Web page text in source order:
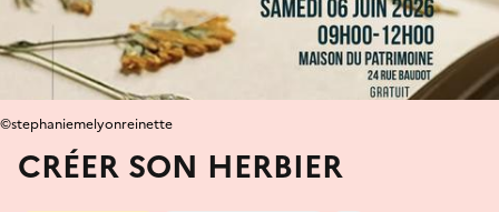
CRÉER SON HERBIER
©stephaniemelyonreinette